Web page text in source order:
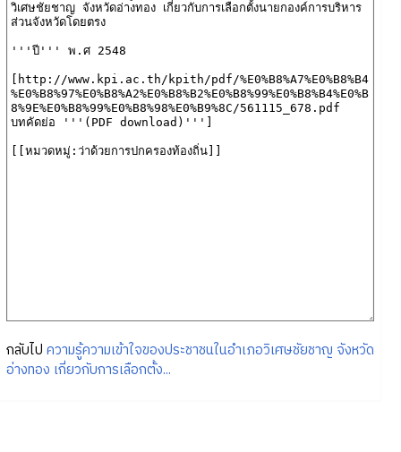
กลับไป ความรู้ความเข้าใจของประชาชนในอำเภอวิเศษชัยชาญ จังหวัด
อ่างทอง เกี่ยวกับการเลือกตั้ง...